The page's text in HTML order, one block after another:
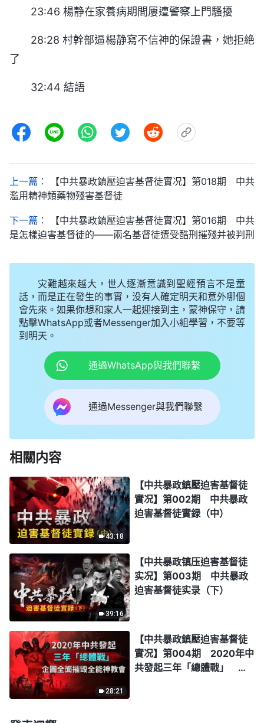
23:46 楊静在家養病期間屢遭警察上門騷擾
28:28 村幹部逼楊静寫不信神的保證書，她拒絶
了
32:44 結語
上一篇：
【中共暴政鎮壓迫害基督徒實况】第018期 中共
濫用精神類藥物殘害基督徒
下一篇：
【中共暴政鎮壓迫害基督徒實况】第016期 中共
是怎樣迫害基督徒的——兩名基督徒遭受酷刑摧殘并被判刑
灾難越來越大，世人逐漸意識到聖經預言不是童
話，而是正在發生的事實，没有人確定明天和意外哪個
會先來。如果你想和家人一起迎接到主，蒙神保守，請
點擊WhatsApp或者Messenger加入小組學習，不要等
到明天。
通過WhatsApp與我們聯繫
通過Messenger與我們聯繫
相關内容
43:18
【中共暴政鎮壓迫害基督徒
實况】第002期 中共暴政
迫害基督徒實録（中）
39:16
【中共暴政镇压迫害基督徒
实况】第003期 中共暴政
迫害基督徒实录（下）
28:21
【中共暴政鎮壓迫害基督徒
實况】第004期 2020年中
共發起三年「總體戰」 企